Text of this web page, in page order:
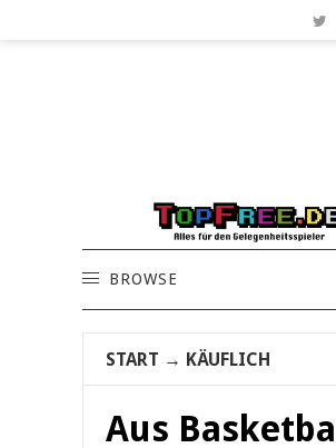
BROWSE
START → KÄUFLICH
Aus Basketball